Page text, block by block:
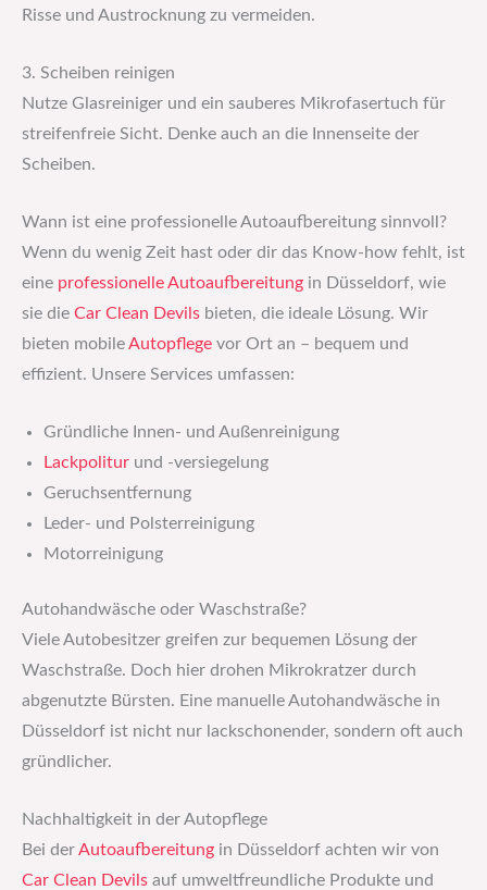
Risse und Austrocknung zu vermeiden.
3. Scheiben reinigen
Nutze Glasreiniger und ein sauberes Mikrofasertuch für
streifenfreie Sicht. Denke auch an die Innenseite der
Scheiben.
Wann ist eine professionelle Autoaufbereitung sinnvoll?
Wenn du wenig Zeit hast oder dir das Know-how fehlt, ist
eine professionelle Autoaufbereitung in Düsseldorf, wie
sie die Car Clean Devils bieten, die ideale Lösung. Wir
bieten mobile Autopflege vor Ort an – bequem und
effizient. Unsere Services umfassen:
Gründliche Innen- und Außenreinigung
Lackpolitur und -versiegelung
Geruchsentfernung
Leder- und Polsterreinigung
Motorreinigung
Autohandwäsche oder Waschstraße?
Viele Autobesitzer greifen zur bequemen Lösung der
Waschstraße. Doch hier drohen Mikrokratzer durch
abgenutzte Bürsten. Eine manuelle Autohandwäsche in
Düsseldorf ist nicht nur lackschonender, sondern oft auch
gründlicher.
Nachhaltigkeit in der Autopflege
Bei der Autoaufbereitung in Düsseldorf achten wir von
Car Clean Devils auf umweltfreundliche Produkte und